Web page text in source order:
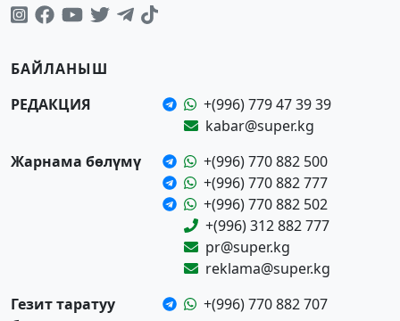
БАЙЛАНЫШ
РЕДАКЦИЯ
+(996) 779 47 39 39
kabar@super.kg
Жарнама бөлүмү
+(996) 770 882 500
+(996) 770 882 777
+(996) 770 882 502
+(996) 312 882 777
pr@super.kg
reklama@super.kg
Гезит таратуу
+(996) 770 882 707